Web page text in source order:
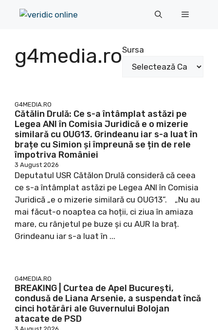
Meniu
g4media.roSursa
G4MEDIA.RO
Cătălin Drulă: Ce s-a întâmplat astăzi pe
Legea ANI în Comisia Juridică e o mizerie
similară cu OUG13. Grindeanu iar s-a luat în
brațe cu Simion și împreună se țin de rele
împotriva României
3 August 2026
Deputatul USR Cătălon Drulă consideră că ceea
ce s-a întâmplat astăzi pe Legea ANI în Comisia
Juridică „e o mizerie similară cu OUG13”. „Nu au
mai făcut-o noaptea ca hoții, ci ziua în amiaza
mare, cu rânjetul pe buze și cu AUR la braț.
Grindeanu iar s-a luat în ...
G4MEDIA.RO
BREAKING | Curtea de Apel București,
condusă de Liana Arsenie, a suspendat încă
cinci hotărâri ale Guvernului Bolojan
atacate de PSD